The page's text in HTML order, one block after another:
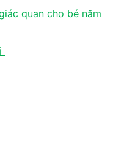
quan cho bé năm